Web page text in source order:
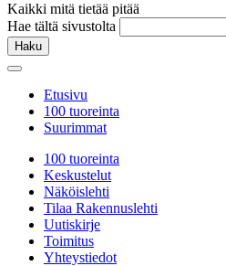
Kaikki mitä tietää pitää
Hae tältä sivustolta
Haku
Etusivu
100 tuoreinta
Suurimmat
100 tuoreinta
Keskustelut
Näköislehti
Tilaa Rakennuslehti
Uutiskirje
Toimitus
Yhteystiedot